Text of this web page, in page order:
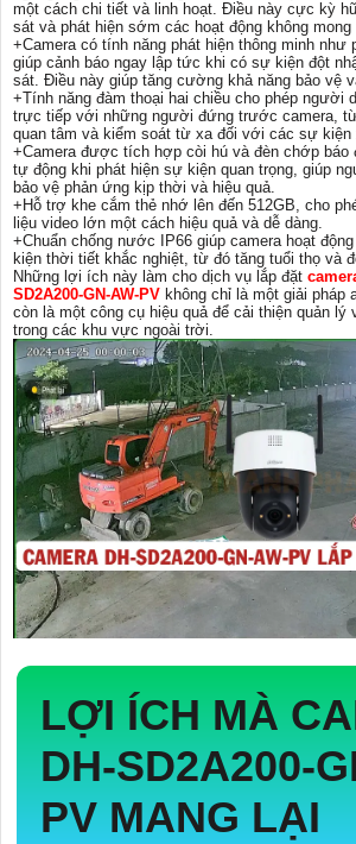
một cách chi tiết và linh hoạt. Điều này cực kỳ
sát và phát hiện sớm các hoạt động không mong
+Camera có tính năng phát hiện thông minh như
giúp cảnh báo ngay lập tức khi có sự kiện đột
sát. Điều này giúp tăng cường khả năng bảo vệ
+Tính năng đàm thoại hai chiều cho phép người
trực tiếp với những người đứng trước camera,
quan tâm và kiểm soát từ xa đối với các sự kiện
+Camera được tích hợp còi hú và đèn chớp báo
tự động khi phát hiện sự kiện quan trọng, giúp
bảo vệ phản ứng kịp thời và hiệu quả.
+Hỗ trợ khe cắm thẻ nhớ lên đến 512GB, cho
liệu video lớn một cách hiệu quả và dễ dàng.
+Chuẩn chống nước IP66 giúp camera hoạt
kiện thời tiết khắc nghiệt, từ đó tăng tuổi thọ và
Những lợi ích này làm cho dịch vụ lắp đặt
SD2A200-GN-AW-PV không chỉ là một giải pháp
còn là một công cụ hiệu quả để cải thiện quản lý
trong các khu vực ngoài trời.
LỢI ÍCH MÀ
DH-SD2A200-
PV MANG LẠI